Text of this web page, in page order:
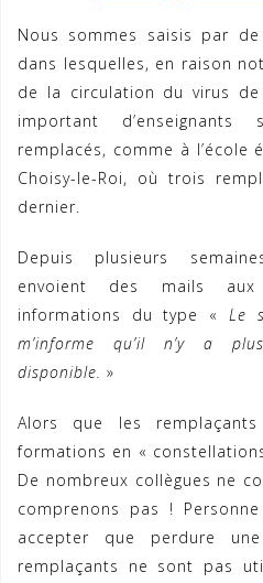
Nous sommes saisis par
dans lesquelles, en raison
de la circulation du virus de
important
remplacés, comme à l’école
Choisy-le-Roi, où trois
dernier.
Depuis plusieurs
envoient des mails
informations du type « Le
m’informe qu’il n’y a
disponible. »
Alors que les
formations en «
De nombreux collègues ne
comprenons pas !
accepter que perdure
remplaçants ne sont pas